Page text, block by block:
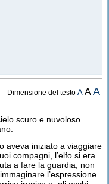
Dimensione del testoA AA
scuro e nuvoloso
aveva iniziato a viaggiare
compagni, l’elfo si era
a fare la guardia, non
l’espressione